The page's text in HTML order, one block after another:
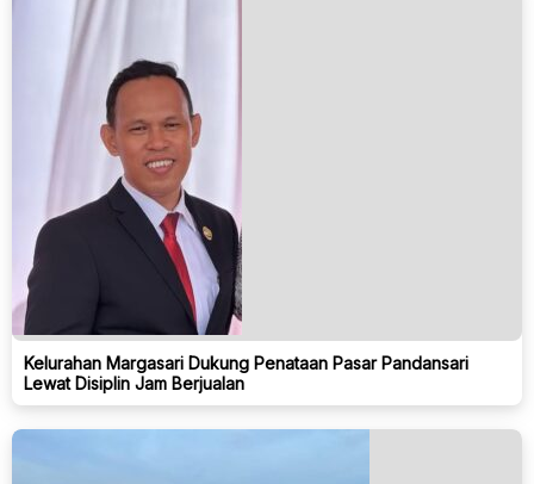
Kelurahan Margasari Dukung Penataan Pasar Pandansari
Lewat Disiplin Jam Berjualan